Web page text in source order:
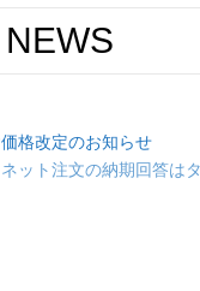
NEWS
格改定のお知らせ
ット注文の納期回答は